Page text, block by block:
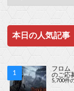
本日の人気記事
フロム
のご応
5,700件